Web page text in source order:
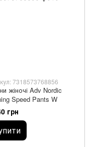
7318573768856
жіночі Adv Nordic
Speed Pants W
грн